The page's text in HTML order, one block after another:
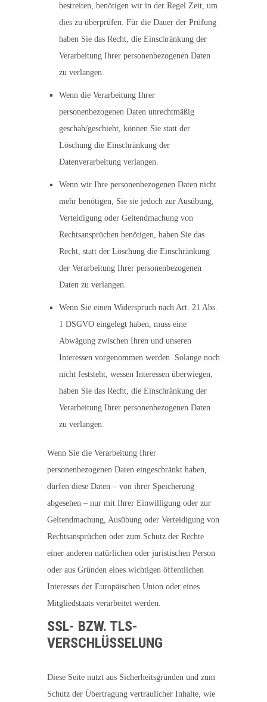
bestreiten, benötigen wir in der Regel Zeit, um
dies zu überprüfen. Für die Dauer der Prüfung
haben Sie das Recht, die Einschränkung der
Verarbeitung Ihrer personenbezogenen Daten
zu verlangen.
Wenn die Verarbeitung Ihrer
personenbezogenen Daten unrechtmäßig
geschah/geschieht, können Sie statt der
Löschung die Einschränkung der
Datenverarbeitung verlangen.
Wenn wir Ihre personenbezogenen Daten nicht
mehr benötigen, Sie sie jedoch zur Ausübung,
Verteidigung oder Geltendmachung von
Rechtsansprüchen benötigen, haben Sie das
Recht, statt der Löschung die Einschränkung
der Verarbeitung Ihrer personenbezogenen
Daten zu verlangen.
Wenn Sie einen Widerspruch nach Art. 21 Abs.
1 DSGVO eingelegt haben, muss eine
Abwägung zwischen Ihren und unseren
Interessen vorgenommen werden. Solange noch
nicht feststeht, wessen Interessen überwiegen,
haben Sie das Recht, die Einschränkung der
Verarbeitung Ihrer personenbezogenen Daten
zu verlangen.
Wenn Sie die Verarbeitung Ihrer
personenbezogenen Daten eingeschränkt haben,
dürfen diese Daten – von ihrer Speicherung
abgesehen – nur mit Ihrer Einwilligung oder zur
Geltendmachung, Ausübung oder Verteidigung von
Rechtsansprüchen oder zum Schutz der Rechte
einer anderen natürlichen oder juristischen Person
oder aus Gründen eines wichtigen öffentlichen
Interesses der Europäischen Union oder eines
Mitgliedstaats verarbeitet werden.
SSL- BZW. TLS-
VERSCHLÜSSELUNG
Diese Seite nutzt aus Sicherheitsgründen und zum
Schutz der Übertragung vertraulicher Inhalte, wie